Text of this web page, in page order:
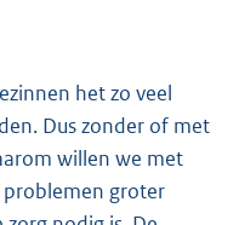
het zo veel
Dus zonder of met
willen we met
groter